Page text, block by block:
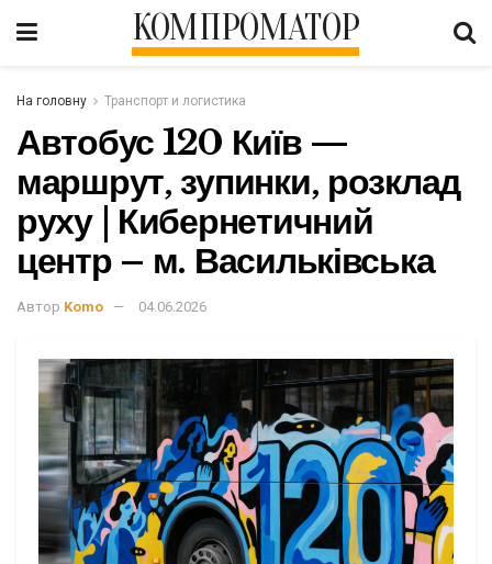
КОМПРОМАТОР
На головну Транспорт и логистика
Автобус 120 Київ —
маршрут, зупинки, розклад
руху | Кибернетичний
центр – м. Васильківська
Автор Komo 04.06.2026